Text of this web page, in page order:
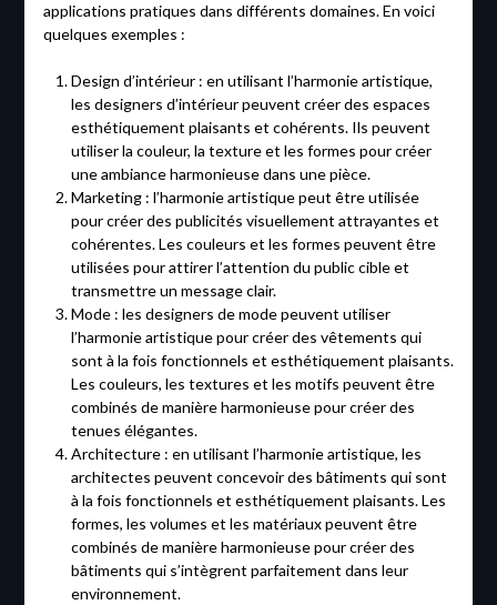
applications pratiques dans différents domaines. En voici
quelques exemples :
Design d’intérieur : en utilisant l’harmonie artistique,
les designers d’intérieur peuvent créer des espaces
esthétiquement plaisants et cohérents. Ils peuvent
utiliser la couleur, la texture et les formes pour créer
une ambiance harmonieuse dans une pièce.
Marketing : l’harmonie artistique peut être utilisée
pour créer des publicités visuellement attrayantes et
cohérentes. Les couleurs et les formes peuvent être
utilisées pour attirer l’attention du public cible et
transmettre un message clair.
Mode : les designers de mode peuvent utiliser
l’harmonie artistique pour créer des vêtements qui
sont à la fois fonctionnels et esthétiquement plaisants.
Les couleurs, les textures et les motifs peuvent être
combinés de manière harmonieuse pour créer des
tenues élégantes.
Architecture : en utilisant l’harmonie artistique, les
architectes peuvent concevoir des bâtiments qui sont
à la fois fonctionnels et esthétiquement plaisants. Les
formes, les volumes et les matériaux peuvent être
combinés de manière harmonieuse pour créer des
bâtiments qui s’intègrent parfaitement dans leur
environnement.